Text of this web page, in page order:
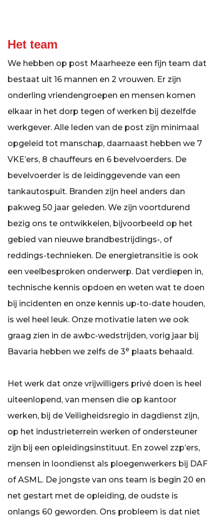
Het team
We hebben op post Maarheeze een fijn team dat
bestaat uit 16 mannen en 2 vrouwen. Er zijn
onderling vriendengroepen en mensen komen
elkaar in het dorp tegen of werken bij dezelfde
werkgever. Alle leden van de post zijn minimaal
opgeleid tot manschap, daarnaast hebben we 7
VKE’ers, 8 chauffeurs en 6 bevelvoerders. De
bevelvoerder is de leidinggevende van een
tankautospuit. Branden zijn heel anders dan
pakweg 50 jaar geleden. We zijn voortdurend
bezig ons te ontwikkelen, bijvoorbeeld op het
gebied van nieuwe brandbestrijdings-, of
reddings-technieken. De energietransitie is ook
een veelbesproken onderwerp. Dat verdiepen in,
technische kennis opdoen en weten wat te doen
bij incidenten en onze kennis up-to-date houden,
is wel heel leuk. Onze motivatie laten we ook
graag zien in de awbc-wedstrijden, vorig jaar bij
Bavaria hebben we zelfs de 3e plaats behaald.
Het werk dat onze vrijwilligers privé doen is heel
uiteenlopend, van mensen die op kantoor
werken, bij de Veiligheidsregio in dagdienst zijn,
op het industrieterrein werken of ondersteuner
zijn bij een opleidingsinstituut. En zowel zzp’ers,
mensen in loondienst als ploegenwerkers bij DAF
of ASML. De jongste van ons team is begin 20 en
net gestart met de opleiding, de oudste is
onlangs 60 geworden. Ons probleem is dat niet